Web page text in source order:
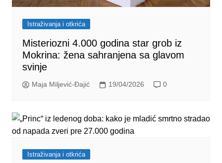
Istraživanja i otkrića
Misteriozni 4.000 godina star grob iz
Mokrina: žena sahranjena sa glavom
svinje
Maja Miljević-Đajić 19/04/2026 0
Istraživanja i otkrića